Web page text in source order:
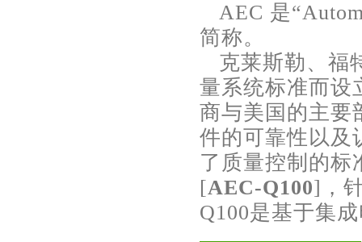
AEC 是
简称。
克莱斯勒、福
量系统标准而设
商与美国的主要
件的可靠性以及
了质量控制的标
[AEC-Q100]，
Q100是基于集